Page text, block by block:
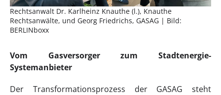
Rechtsanwalt Dr. Karlheinz Knauthe (l.), Knauthe
Rechtsanwälte, und Georg Friedrichs, GASAG | Bild:
BERLINboxx
Vom Gasversorger zum Stadtenergie-
Systemanbieter
Der Transformationsprozess der GASAG steht